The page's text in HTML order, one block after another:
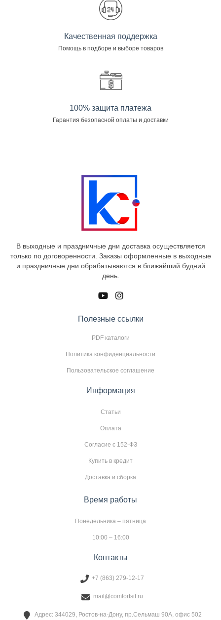
Качественная поддержка
Помощь в подборе и выборе товаров
100% защита платежа
Гарантия безопасной оплаты и доставки
В выходные и праздничные дни доставка осуществляется
только по договоренности. Заказы оформленные в выходные
и праздничные дни обрабатываются в ближайший будний
день.
Полезные ссылки
PDF каталоги
Политика конфиденциальности
Пользовательское соглашение
Информация
Статьи
Оплата
Согласие с 152-ФЗ
Купить в кредит
Доставка и сборка
Время работы
Понедельника – пятница
10:00 – 16:00
Контакты
+7 (863) 279-12-17
mail@comfortsit.ru
Адрес: 344029, Ростов-на-Дону, пр.Сельмаш 90А, офис 502